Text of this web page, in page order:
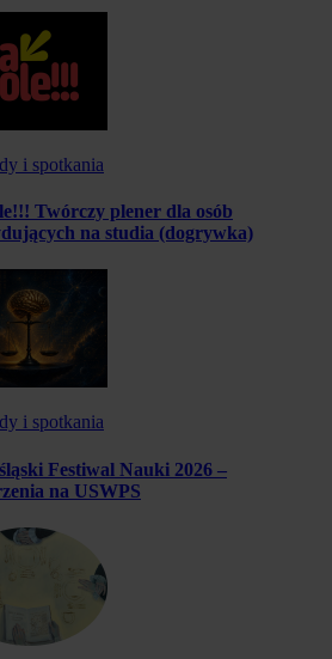
i spotkania
Twórczy plener dla osób
na studia (dogrywka)
i spotkania
Festiwal Nauki 2026 –
na USWPS